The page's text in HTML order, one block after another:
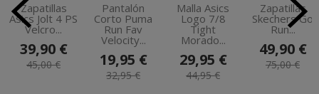
Zapatillas
Asics Jolt 4 PS
Velcro...
39,90 €
45,00 €
Pantalón
Corto Puma
Run Fav
Velocity...
19,95 €
32,95 €
Malla Asics
Logo 7/8
Tight
Morado...
29,95 €
44,95 €
Zapatillas
Skechers Go
Run...
49,90 €
75,00 €